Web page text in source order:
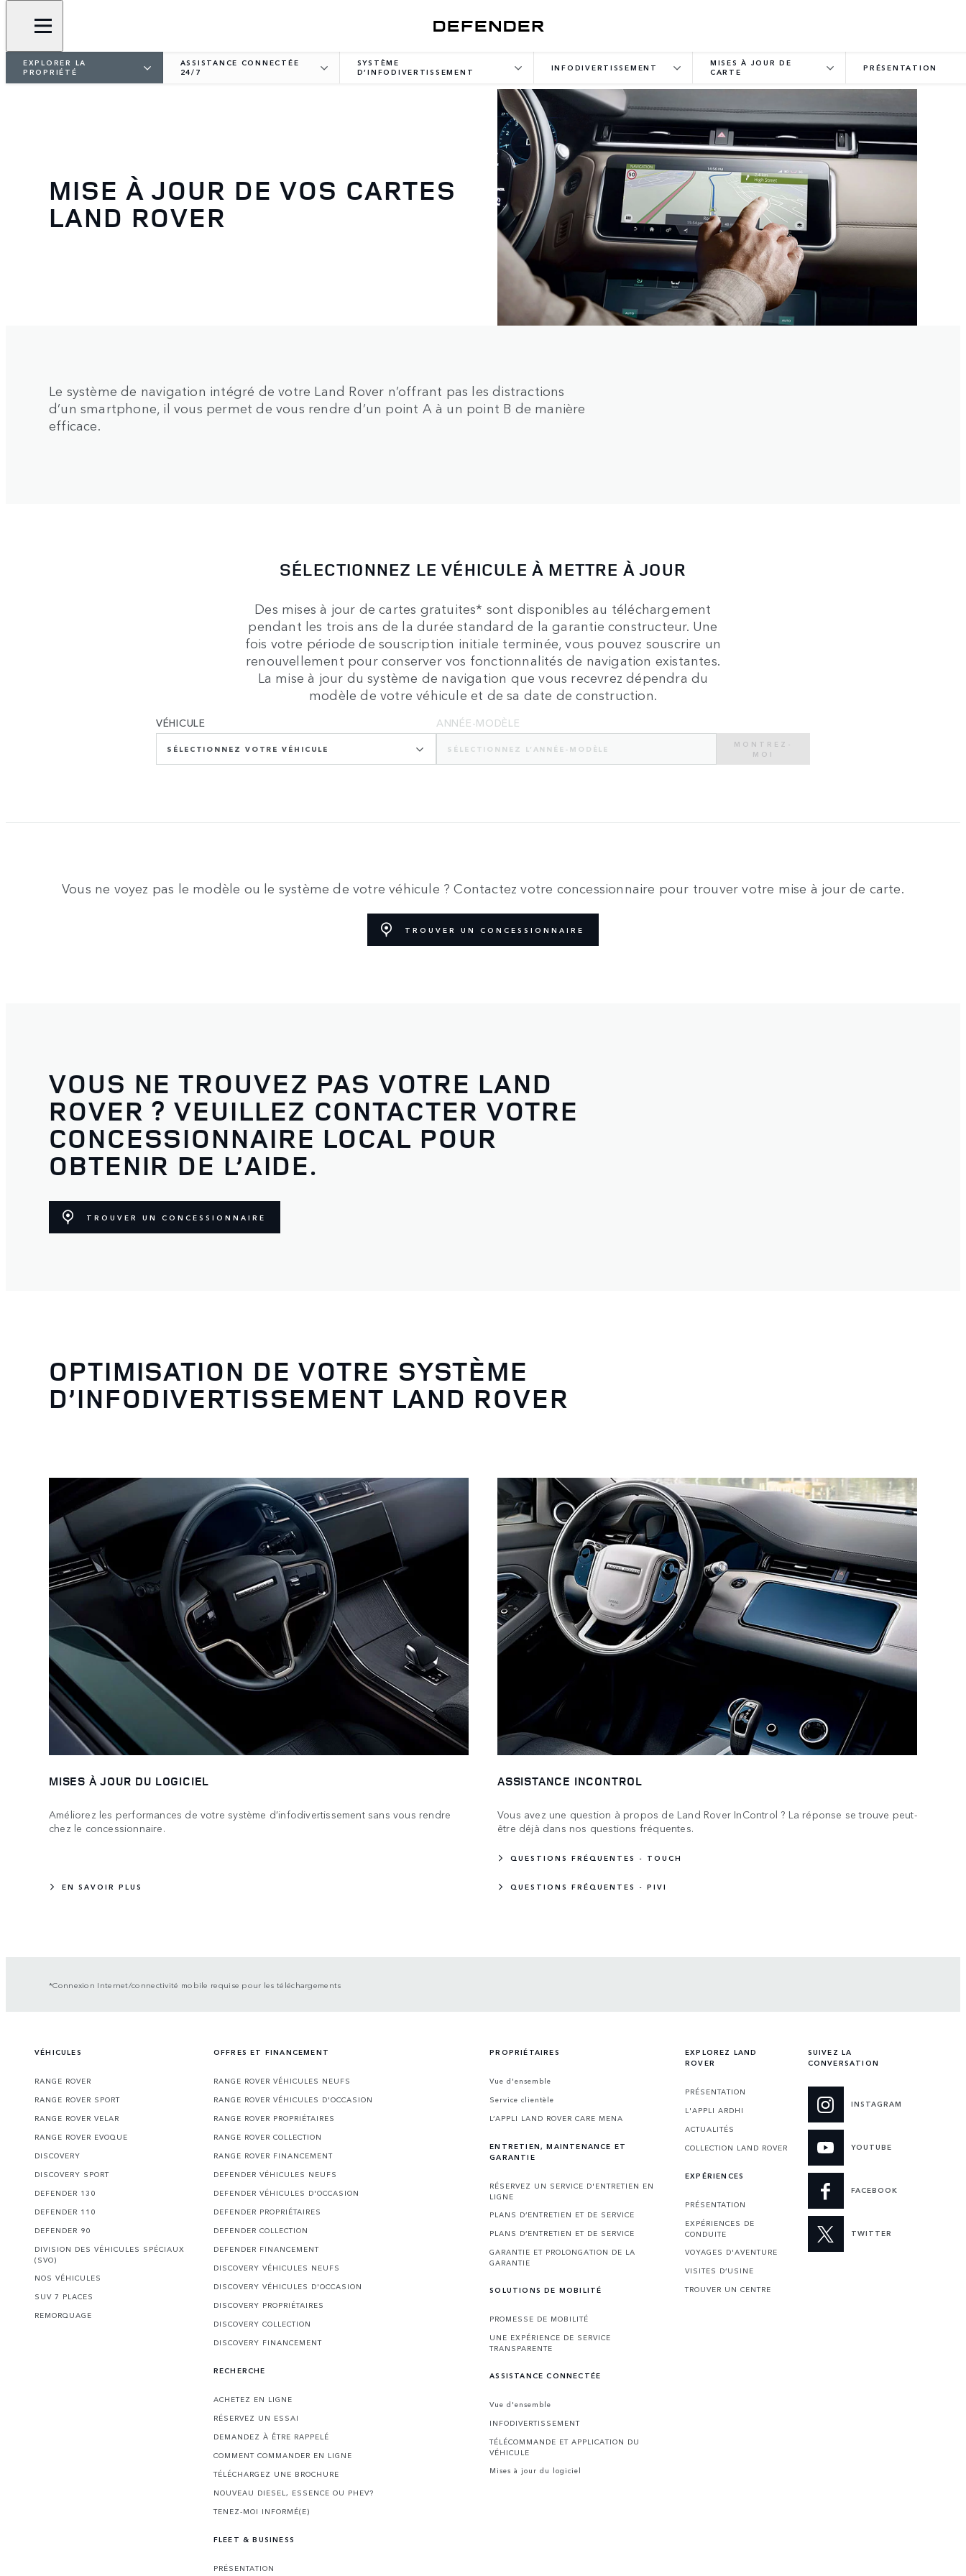
EXPLORER LA
PROPRIÉTÉ
ASSISTANCE CONNECTÉE
24/7
SYSTÈME
D’INFODIVERTISSEMENT
INFODIVERTISSEMENT
MISES À JOUR DE
CARTE
PRÉSENTATION
MISE À JOUR DE VOS CARTES
LAND ROVER
Le système de navigation intégré de votre Land Rover n’offrant pas les distractions
d’un smartphone, il vous permet de vous rendre d’un point A à un point B de manière
efficace.
SÉLECTIONNEZ LE VÉHICULE À METTRE À JOUR
Des mises à jour de cartes gratuites* sont disponibles au téléchargement
pendant les trois ans de la durée standard de la garantie constructeur. Une
fois votre période de souscription initiale terminée, vous pouvez souscrire un
renouvellement pour conserver vos fonctionnalités de navigation existantes.
La mise à jour du système de navigation que vous recevrez dépendra du
modèle de votre véhicule et de sa date de construction.
VÉHICULE
SÉLECTIONNEZ VOTRE VÉHICULE
ANNÉE-MODÈLE
SÉLECTIONNEZ L’ANNÉE-MODÈLE
MONTREZ-
MOI
Vous ne voyez pas le modèle ou le système de votre véhicule ? Contactez votre concessionnaire pour trouver votre mise à jour de carte.
TROUVER UN CONCESSIONNAIRE
VOUS NE TROUVEZ PAS VOTRE LAND
ROVER ? VEUILLEZ CONTACTER VOTRE
CONCESSIONNAIRE LOCAL POUR
OBTENIR DE L’AIDE.
TROUVER UN CONCESSIONNAIRE
OPTIMISATION DE VOTRE SYSTÈME
D’INFODIVERTISSEMENT LAND ROVER
MISES À JOUR DU LOGICIEL
Améliorez les performances de votre système d’infodivertissement sans vous rendre
chez le concessionnaire.
EN SAVOIR PLUS
ASSISTANCE INCONTROL
Vous avez une question à propos de Land Rover InControl ? La réponse se trouve peut-
être déjà dans nos questions fréquentes.
QUESTIONS FRÉQUENTES - TOUCH
QUESTIONS FRÉQUENTES - PIVI
*Connexion Internet/connectivité mobile requise pour les téléchargements
VÉHICULES
RANGE ROVER
RANGE ROVER SPORT
RANGE ROVER VELAR
RANGE ROVER EVOQUE
DISCOVERY
DISCOVERY SPORT
DEFENDER 130
DEFENDER 110
DEFENDER 90
DIVISION DES VÉHICULES SPÉCIAUX
(SVO)
NOS VÉHICULES
SUV 7 PLACES
REMORQUAGE
OFFRES ET FINANCEMENT
RANGE ROVER VÉHICULES NEUFS
RANGE ROVER VÉHICULES D'OCCASION
RANGE ROVER PROPRIÉTAIRES
RANGE ROVER COLLECTION
RANGE ROVER FINANCEMENT
DEFENDER VÉHICULES NEUFS
DEFENDER VÉHICULES D'OCCASION
DEFENDER PROPRIÉTAIRES
DEFENDER COLLECTION
DEFENDER FINANCEMENT
DISCOVERY VÉHICULES NEUFS
DISCOVERY VÉHICULES D'OCCASION
DISCOVERY PROPRIÉTAIRES
DISCOVERY COLLECTION
DISCOVERY FINANCEMENT
RECHERCHE
ACHETEZ EN LIGNE
RÉSERVEZ UN ESSAI
DEMANDEZ À ÊTRE RAPPELÉ
COMMENT COMMANDER EN LIGNE
TÉLÉCHARGEZ UNE BROCHURE
NOUVEAU DIESEL, ESSENCE OU PHEV?
TENEZ-MOI INFORMÉ(E)
FLEET & BUSINESS
PRÉSENTATION
PROPRIÉTAIRES
Vue d'ensemble
Service clientèle
L’APPLI LAND ROVER CARE MENA
ENTRETIEN, MAINTENANCE ET
GARANTIE
RÉSERVEZ UN SERVICE D'ENTRETIEN EN
LIGNE
PLANS D’ENTRETIEN ET DE SERVICE
PLANS D’ENTRETIEN ET DE SERVICE
GARANTIE ET PROLONGATION DE LA
GARANTIE
SOLUTIONS DE MOBILITÉ
PROMESSE DE MOBILITÉ
UNE EXPÉRIENCE DE SERVICE
TRANSPARENTE
ASSISTANCE CONNECTÉE
Vue d'ensemble
INFODIVERTISSEMENT
TÉLÉCOMMANDE ET APPLICATION DU
VÉHICULE
Mises à jour du logiciel
EXPLOREZ LAND
ROVER
PRÉSENTATION
L'APPLI ARDHI
ACTUALITÉS
COLLECTION LAND ROVER
EXPÉRIENCES
PRÉSENTATION
EXPÉRIENCES DE
CONDUITE
VOYAGES D'AVENTURE
VISITES D’USINE
TROUVER UN CENTRE
SUIVEZ LA
CONVERSATION
INSTAGRAM
YOUTUBE
FACEBOOK
TWITTER